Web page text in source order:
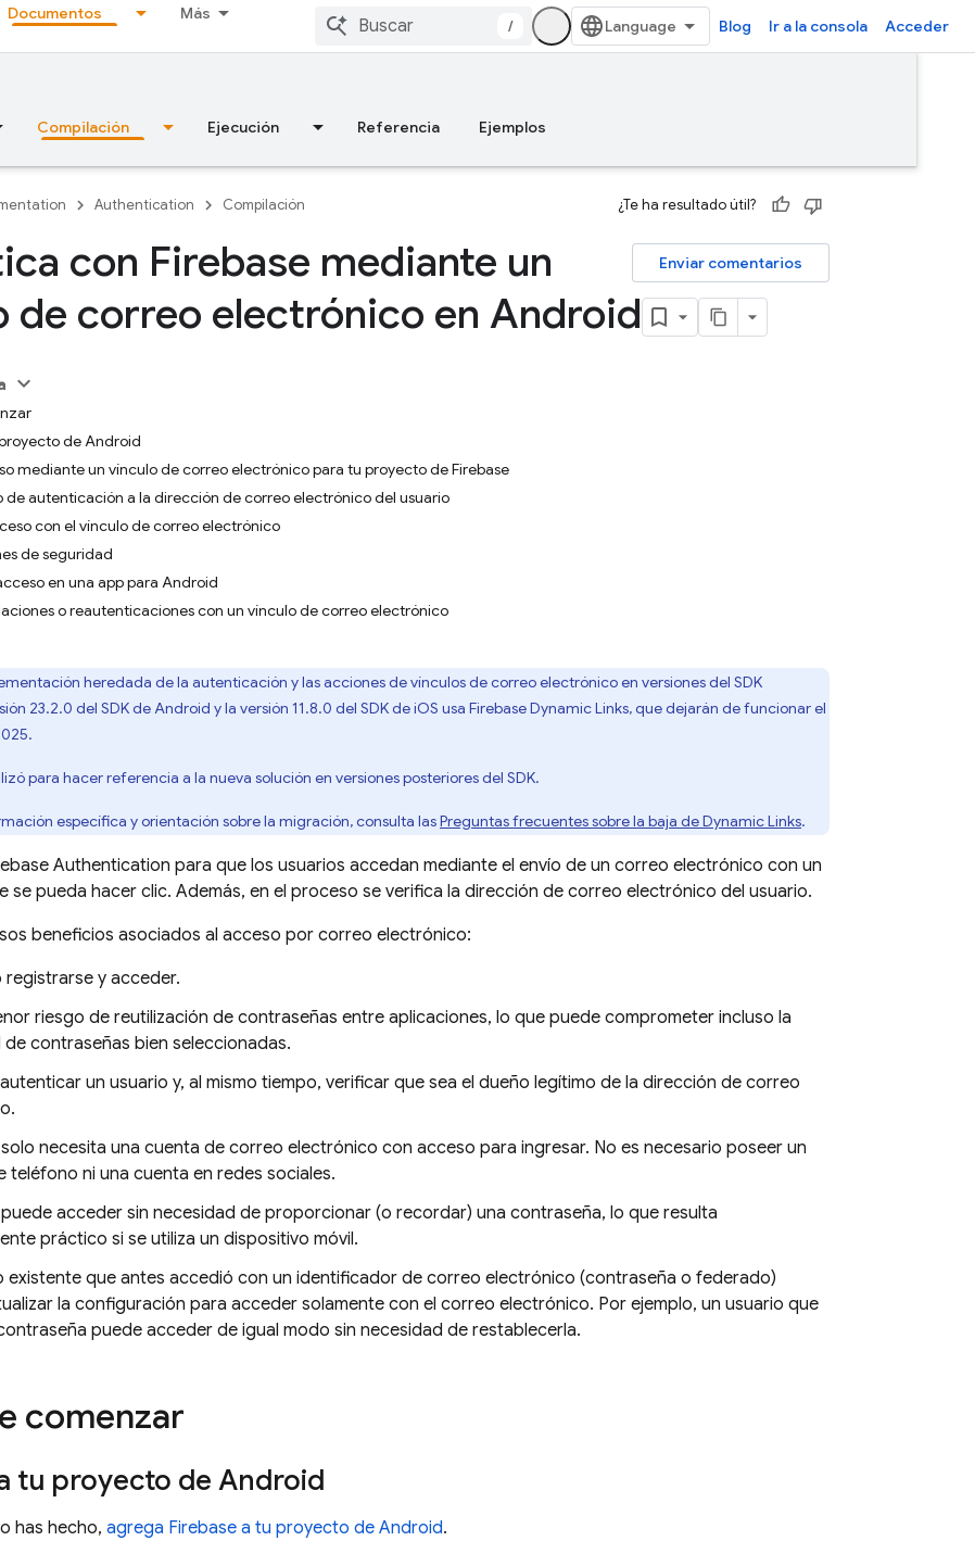
Documentos Más
/ Blog Ir a la consola Acceder
Compilación Ejecución Referencia Ejemplos
Authentication Compilación ¿Te ha resultado útil?
Enviar comentarios
con Firebase mediante un
de correo electrónico en Android
de Android
mediante un vínculo de correo electrónico para tu proyecto de Firebase
de autenticación a la dirección de correo electrónico del usuario
con el vínculo de correo electrónico
de seguridad
en una app para Android
o reautenticaciones con un vínculo de correo electrónico
heredada de la autenticación y las acciones de vínculos de correo electrónico en versiones del SDK
23.2.0 del SDK de Android y la versión 11.8.0 del SDK de iOS usa Firebase Dynamic Links, que dejarán de funcionar el
para hacer referencia a la nueva solución en versiones posteriores del SDK.
específica y orientación sobre la migración, consulta lasPreguntas frecuentes sobre la baja deDynamic Links.
Authentication para que los usuarios accedan mediante el envío de un correo electrónico con un
se pueda hacer clic. Además, en el proceso se verifica la dirección de correo electrónico del usuario.
beneficios asociados al acceso por correo electrónico:
registrarse y acceder.
riesgo de reutilización de contraseñas entre aplicaciones, lo que puede comprometer incluso la
de contraseñas bien seleccionadas.
autenticar un usuario y, al mismo tiempo, verificar que sea el dueño legítimo de la dirección de correo
solo necesita una cuenta de correo electrónico con acceso para ingresar. No es necesario poseer un
teléfono ni una cuenta en redes sociales.
puede acceder sin necesidad de proporcionar (o recordar) una contraseña, lo que resulta
práctico si se utiliza un dispositivo móvil.
existente que antes accedió con un identificador de correo electrónico (contraseña o federado)
la configuración para acceder solamente con el correo electrónico. Por ejemplo, un usuario que
contraseña puede acceder de igual modo sin necesidad de restablecerla.
comenzar
tu proyecto de Android
has hecho, agrega Firebase a tu proyecto de Android.